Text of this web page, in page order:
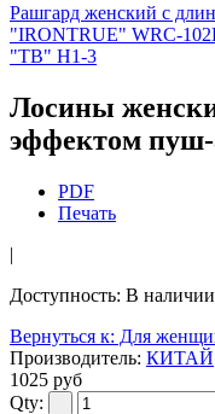
Рашгард женский с
"IRONTRUE" WRC-
"TB" H1-3
Лосины
эффектом
PDF
Печать
|
Доступность: В наличии
Вернуться к: Для
Производитель: КИТАЙ
1025 руб
Qty: